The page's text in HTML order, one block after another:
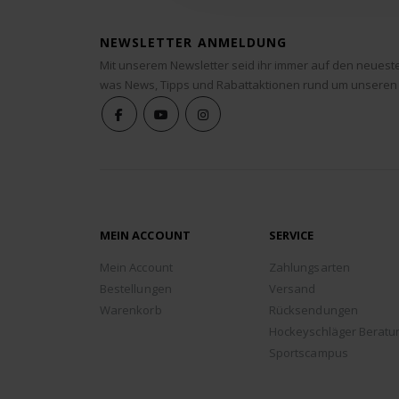
NEWSLETTER ANMELDUNG
Mit unserem Newsletter seid ihr immer auf den
was News, Tipps und Rabattaktionen rund um
MEIN ACCOUNT
Mein Account
Bestellungen
Warenkorb
SERVICE
Zahlungsarten
Versand
Rücksendungen
Hockeyschläger
Sportscampus